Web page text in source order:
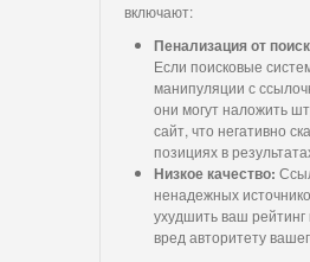
включают:
Пенализация от
Если поисковые
манипуляции с
они могут наложить
сайт, что негативно
позициях в
Низкое качество:
ненадежных
ухудшить ваш рейтинг
вред авторитету